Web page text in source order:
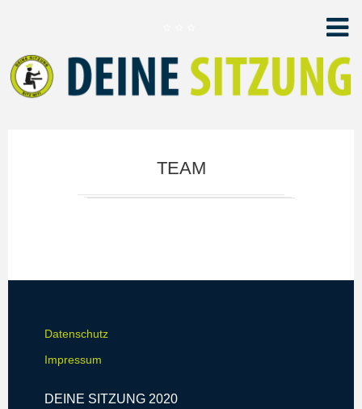
TEAM
Datenschutz
Impressum
DEINE SITZUNG 2020